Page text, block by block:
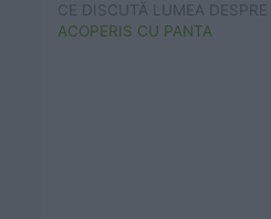
CE DISCUTĂ LUMEA DESPRE
ACOPERIS CU PANTA